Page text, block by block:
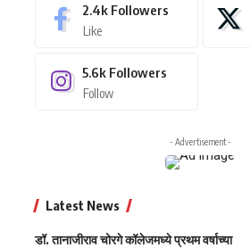
2.4k Followers
Like
5.6k Followers
Follow
- Advertisement -
Latest News
डॉ. तानाजीराव चोरगे कॉलेजमध्ये प्रथम वर्षाच्या